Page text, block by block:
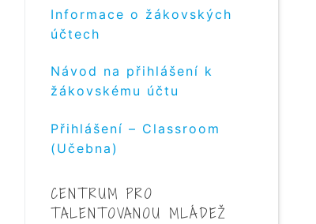
Informace o žákovských
účtech
Návod na přihlášení k
žákovskému účtu
Přihlášení – Classroom
(Učebna)
CENTRUM PRO
TALENTOVANOU MLÁDEŽ